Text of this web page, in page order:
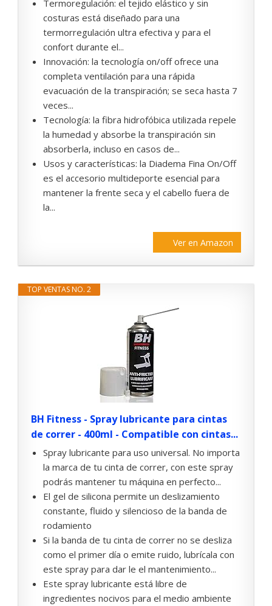
Termoregulación: el tejido elástico y sin
costuras está diseñado para una
termorregulación ultra efectiva y para el
confort durante el...
Innovación: la tecnología on/off ofrece una
completa ventilación para una rápida
evacuación de la transpiración; se seca hasta 7
veces...
Tecnología: la fibra hidrofóbica utilizada repele
la humedad y absorbe la transpiración sin
absorberla, incluso en casos de...
Usos y características: la Diadema Fina On/Off
es el accesorio multideporte esencial para
mantener la frente seca y el cabello fuera de
la...
Ver en Amazon
TOP VENTAS NO. 2
BH Fitness - Spray lubricante para cintas
de correr - 400ml - Compatible con cintas...
Spray lubricante para uso universal. No importa
la marca de tu cinta de correr, con este spray
podrás mantener tu máquina en perfecto...
El gel de silicona permite un deslizamiento
constante, fluido y silencioso de la banda de
rodamiento
Si la banda de tu cinta de correr no se desliza
como el primer día o emite ruido, lubrícala con
este spray para dar le el mantenimiento...
Este spray lubricante está libre de
ingredientes nocivos para el medio ambiente